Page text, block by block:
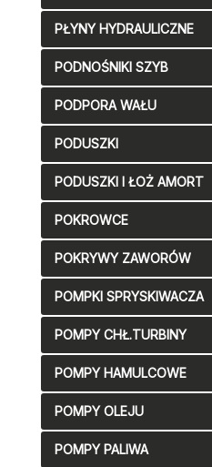
PŁYNY HYDRAULICZNE
PODNOŚNIKI SZYB
PODPORA WAŁU
PODUSZKI
PODUSZKI I ŁOŻ AMORT
POKROWCE
POKRYWY ZAWORÓW
POMPKI SPRYSKIWACZA
POMPY CHŁ.TURBINY
POMPY HAMULCOWE
POMPY OLEJU
POMPY PALIWA